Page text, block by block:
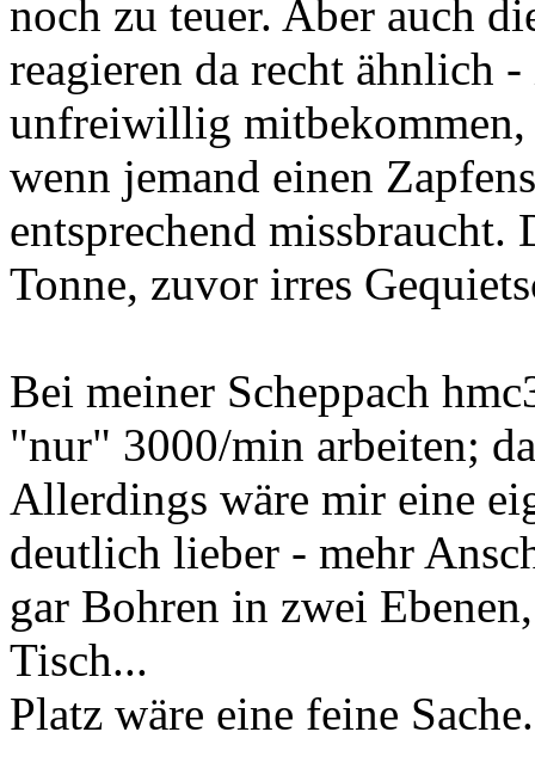
noch zu teuer. Aber auch
reagieren da recht ähnlich
unfreiwillig mitbekommen,
wenn jemand einen
entsprechend
Tonne, zuvor irres
Bei meiner Scheppach
"nur" 3000/min arbeiten;
Allerdings wäre mir eine
deutlich lieber - mehr
gar Bohren in zwei
Tisch...
Platz wäre eine feine